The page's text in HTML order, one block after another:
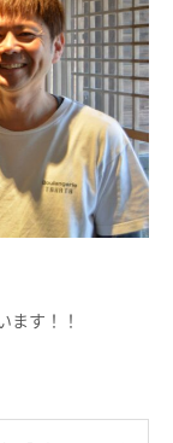
ます！！